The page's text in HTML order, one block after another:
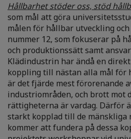
Hållbarhet stöder oss, stöd
som mål att göra
målen för hållbar utveckling
nummer 12, som fokuserar på
och produktionssätt samt
Klädindustrin har ändå en
koppling till nästan alla mål för
är det fjärde mest förorenande
industriområden, och brott mot
rättigheterna är vardag. Därför
starkt kopplad till de mänskliga
kommer att fundera på dessa